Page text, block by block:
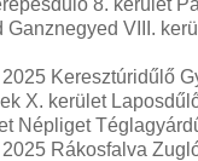
Ganznegyed VIII.
Keresztúridűlő
X. kerület
Népliget
Rákosfalva